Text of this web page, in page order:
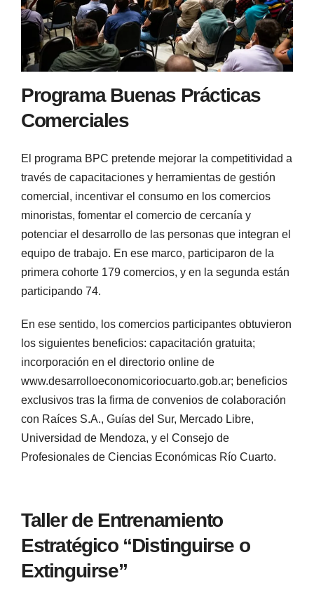
Programa Buenas Prácticas
Comerciales
El programa BPC pretende mejorar la competitividad a
través de capacitaciones y herramientas de gestión
comercial, incentivar el consumo en los comercios
minoristas, fomentar el comercio de cercanía y
potenciar el desarrollo de las personas que integran el
equipo de trabajo. En ese marco, participaron de la
primera cohorte 179 comercios, y en la segunda están
participando 74.
En ese sentido, los comercios participantes obtuvieron
los siguientes beneficios: capacitación gratuita;
incorporación en el directorio online de
www.desarrolloeconomicoriocuarto.gob.ar; beneficios
exclusivos tras la firma de convenios de colaboración
con Raíces S.A., Guías del Sur, Mercado Libre,
Universidad de Mendoza, y el Consejo de
Profesionales de Ciencias Económicas Río Cuarto.
Taller de Entrenamiento
Estratégico “Distinguirse o
Extinguirse”